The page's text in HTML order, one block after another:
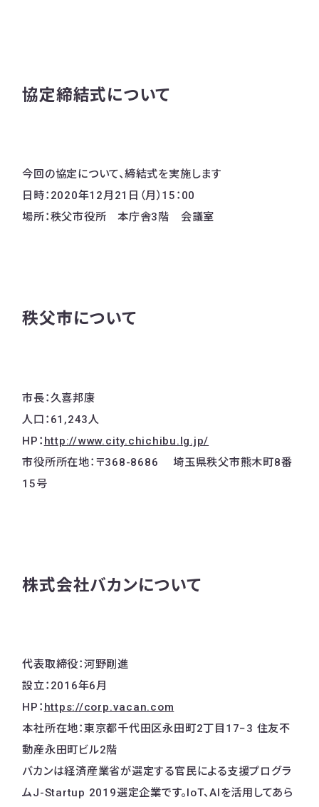
協定締結式について
今回の協定について、締結式を実施します
日時：2020年12月21日（月）15：00
場所：秩父市役所 本庁舎3階 会議室
秩父市について
市長：久喜邦康
人口：61,243人
HP： http://www.city.chichibu.lg.jp/
市役所所在地：〒368-8686 埼玉県秩父市熊木町8番
15号
株式会社バカンについて
代表取締役：河野剛進
設立：2016年6月
HP： https://corp.vacan.com
本社所在地：東京都千代田区永田町2丁目17−3 住友不
動産永田町ビル2階
バカンは経済産業省が選定する官民による支援プログラ
ムJ-Startup 2019選定企業です。IoT、AIを活用してあら